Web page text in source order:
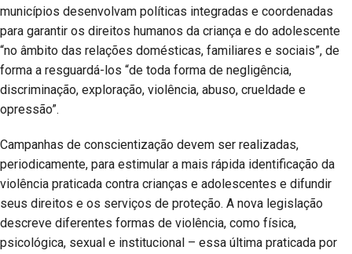
municípios desenvolvam políticas integradas e coordenadas
para garantir os direitos humanos da criança e do adolescente
“no âmbito das relações domésticas, familiares e sociais”, de
forma a resguardá-los “de toda forma de negligência,
discriminação, exploração, violência, abuso, crueldade e
opressão”.
Campanhas de conscientização devem ser realizadas,
periodicamente, para estimular a mais rápida identificação da
violência praticada contra crianças e adolescentes e difundir
seus direitos e os serviços de proteção. A nova legislação
descreve diferentes formas de violência, como física,
psicológica, sexual e institucional – essa última praticada por